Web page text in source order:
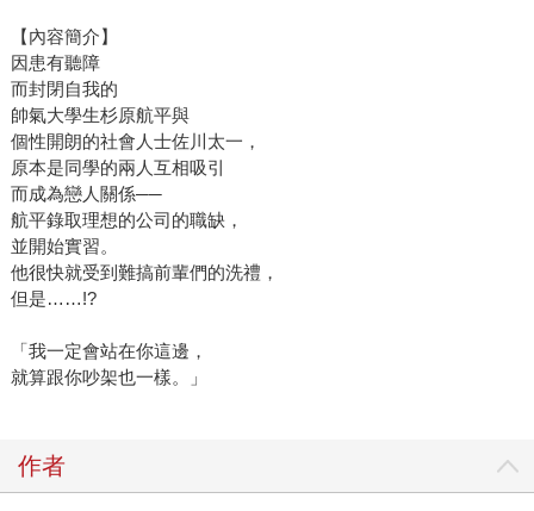
【內容簡介】
因患有聽障
而封閉自我的
帥氣大學生杉原航平與
個性開朗的社會人士佐川太一，
原本是同學的兩人互相吸引
而成為戀人關係──
航平錄取理想的公司的職缺，
並開始實習。
他很快就受到難搞前輩們的洗禮，
但是……!?
「我一定會站在你這邊，
就算跟你吵架也一樣。」
作者